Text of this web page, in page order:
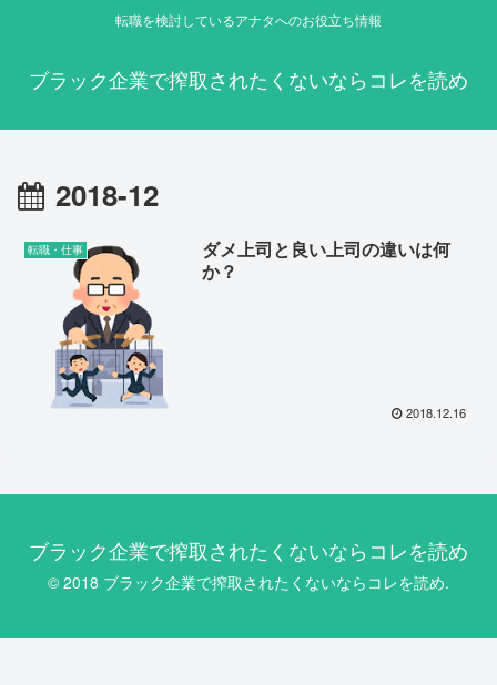
転職を検討しているアナタへのお役立ち情報
ブラック企業で搾取されたくないならコレを読め
2018-12
転職・仕事
ダメ上司と良い上司の違いは何
か？
2018.12.16
ブラック企業で搾取されたくないならコレを読め
© 2018 ブラック企業で搾取されたくないならコレを読め.